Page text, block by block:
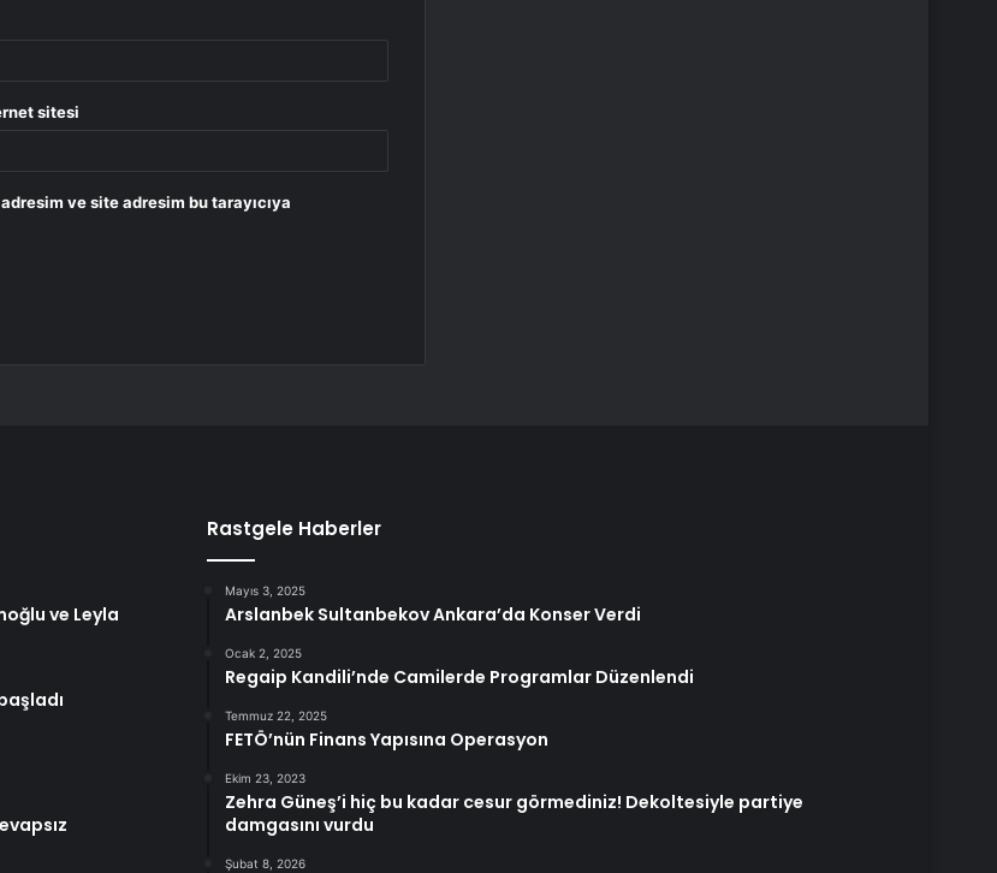
sitesi
ve site adresim bu tarayıcıya
ve Leyla
Rastgele Haberler
Mayıs 3, 2025
Arslanbek Sultanbekov Ankara’da Konser Verdi
Ocak 2, 2025
Regaip Kandili’nde Camilerde Programlar Düzenlendi
Temmuz 22, 2025
FETÖ’nün Finans Yapısına Operasyon
Ekim 23, 2023
Zehra Güneş’i hiç bu kadar cesur görmediniz! Dekoltesiyle partiye
damgasını vurdu
Şubat 8, 2026